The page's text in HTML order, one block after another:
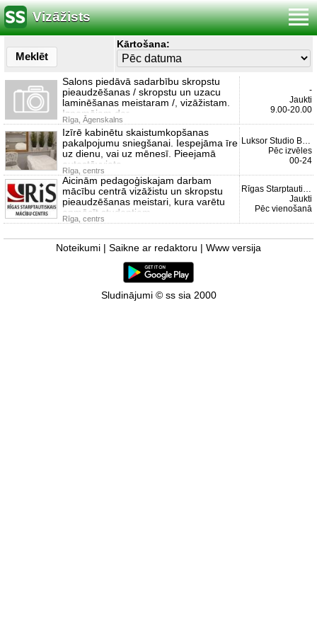
Vizāžists
Meklēt
Kārtošana:
Salons piedāvā sadarbību skropstu
pieaudzēšanas / skropstu un uzacu
laminēšanas meistaram /, vizāžistam.
Iznomājam dar
Rīga, Āgenskalns
-
Jaukti
9.00-20.00
Izīrē kabinētu skaistumkopšanas
pakalpojumu sniegšanai. Iespejāma īre
uz dienu, vai uz mēnesī. Pieejamā
autostāvvieta.
Rīga, centrs
Luksor Studio Belle
Pēc izvēles
00-24
Aicinām pedagoģiskajam darbam
mācību centrā vizāžistu un skropstu
pieaudzēšanas meistari, kura varētu
apmācīt studentiem
Rīga, centrs
Rīgas Starptautiskais m...
Jaukti
Pēc vienošanā
Noteikumi Saikne ar redaktoru Www versija
Sludinājumi © ss sia 2000